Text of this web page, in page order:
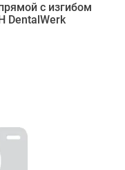
с изгибом
DentalWerk